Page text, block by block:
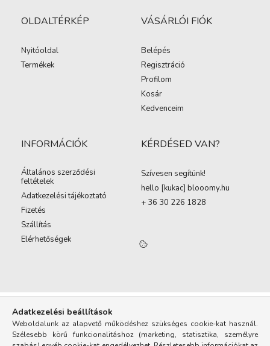
OLDALTÉRKÉP
Nyitóoldal
Termékek
VÁSÁRLÓI FIÓK
Belépés
Regisztráció
Profilom
Kosár
Kedvenceim
INFORMÁCIÓK
Általános szerződési
feltételek
Adatkezelési tájékoztató
Fizetés
Szállítás
Elérhetőségek
KÉRDÉSED VAN?
Szívesen segítünk!
hello [kukac] blooomy.hu
+ 36 30 226 1828
Adatkezelési beállítások
Weboldalunk az alapvető működéshez szükséges cookie-kat használ.
Szélesebb körű funkcionalitáshoz (marketing, statisztika, személyre